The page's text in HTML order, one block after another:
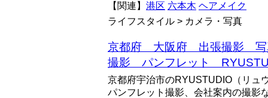
【関連】 港区 六本木 ヘアメイク
ライフスタイル > カメラ・写真
京都府 大阪府 出張撮影
撮影 パンフレット
京都府宇治市のRYUSTUDIO（リュ
パンフレット撮影、会社案内の撮影